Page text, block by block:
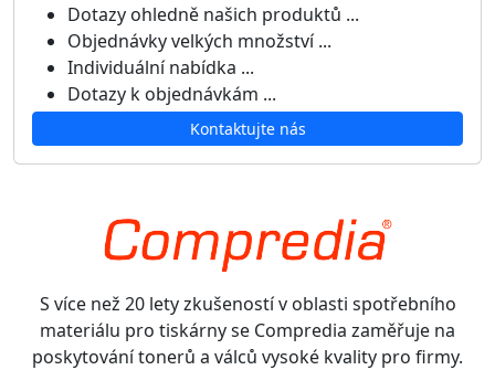
Dotazy ohledně našich produktů ...
Objednávky velkých množství ...
Individuální nabídka ...
Dotazy k objednávkám ...
Kontaktujte nás
S více než 20 lety zkušeností v oblasti spotřebního
materiálu pro tiskárny se Compredia zaměřuje na
poskytování tonerů a válců vysoké kvality pro firmy.